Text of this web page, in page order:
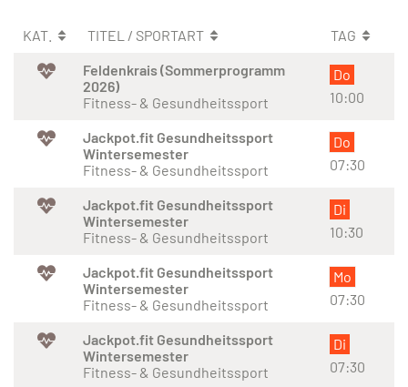
KAT. TITEL / SPORTART
TAG
Feldenkrais (Sommerprogramm
2026)
Fitness- & Gesundheitssport
Do
10:00
Jackpot.fit Gesundheitssport
Wintersemester
Fitness- & Gesundheitssport
Do
07:30
Jackpot.fit Gesundheitssport
Wintersemester
Fitness- & Gesundheitssport
Di
10:30
Jackpot.fit Gesundheitssport
Wintersemester
Fitness- & Gesundheitssport
Mo
07:30
Jackpot.fit Gesundheitssport
Wintersemester
Fitness- & Gesundheitssport
Di
07:30